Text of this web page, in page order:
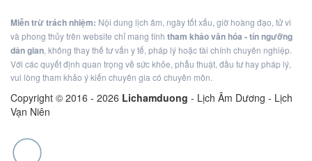
Miễn trừ trách nhiệm: Nội dung lịch âm, ngày tốt xấu, giờ hoàng đạo, tử vi
và phong thủy trên website chỉ mang tính tham khảo văn hóa - tín ngưỡng
dân gian, không thay thế tư vấn y tế, pháp lý hoặc tài chính chuyên nghiệp.
Với các quyết định quan trọng về sức khỏe, phẫu thuật, đầu tư hay pháp lý,
vui lòng tham khảo ý kiến chuyên gia có chuyên môn.
Copyright © 2016 - 2026 Lichamduong - Lịch Âm Dương - Lịch
Vạn Niên